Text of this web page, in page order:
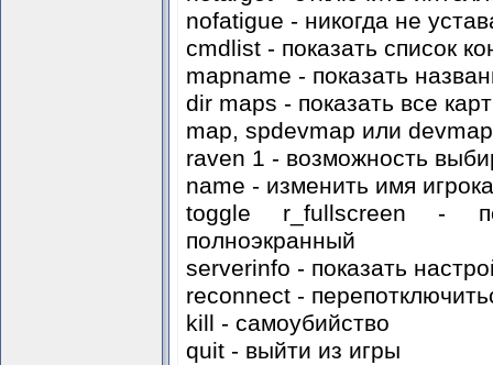
nofatigue - никогда не
cmdlist - показать список
mapname - показать
dir maps - показать все
map, spdevmap или
raven 1 - возможность
name - изменить имя игрока
toggle r_fullscreen -
полноэкранный
serverinfo - показать
reconnect -
kill - самоубийство
quit - выйти из игры